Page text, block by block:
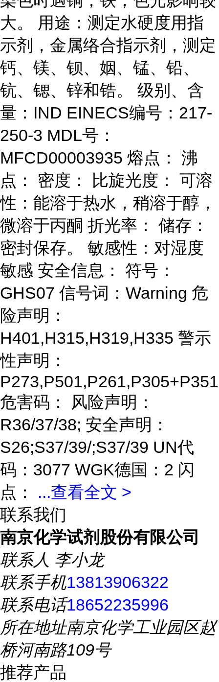
大。 用途：测定水硬度用指
示剂，金属络合指示剂，测定
钙、镁、钡、姻、锰、铅、
钪、锶、锌和锆。 级别、含
量：IND EINECS编号：217-
250-3 MDL号：
MFCD00003935 熔点： 沸
点： 密度： 比旋光度： 可溶
性：能溶于热水，稍溶于醇，
微溶于丙酮 折光率： 储存：
密封保存。 敏感性：对湿度
敏感 安全信息： 符号：
GHS07 信号词：Warning 危
险声明：
H401,H315,H319,H335 警示
性声明：
危害码： 风险声明：
R36/37/38; 安全声明：
S26;S37/39/;S37/39 UN代
码：3077 WGK德国：2 闪
点： ...查看全文 >
联系我们
南京化学试剂股份有限公司
联系人 李小龙
联系手机13813906322
联系电话18652235996
所在地址南京化学工业园区赵
桥河南路109号
推荐产品